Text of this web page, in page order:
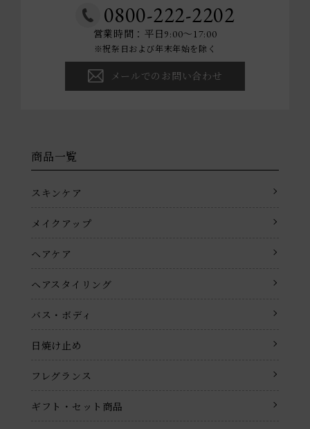
0800-222-2202
営業時間：平日9:00～17:00
※祝祭日および年末年始を除く
メールでのお問い合わせ
商品一覧
スキンケア
メイクアップ
ヘアケア
ヘアスタイリング
バス・ボディ
日焼け止め
フレグランス
ギフト・セット商品